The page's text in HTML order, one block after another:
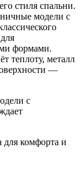
стиля спальни.
модели с
формами.
теплоту, металл
—
с